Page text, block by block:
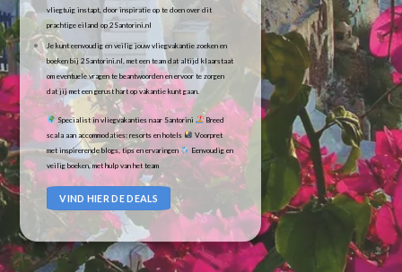
vliegtuig instapt, door inspiratie op te doen over dit
prachtige eiland op 2Santorini.nl
Je kunt eenvoudig en veilig jouw vliegvakantie zoeken en
boeken bij 2Santorini.nl, met een team dat altijd klaarstaat
om eventuele vragen te beantwoorden en ervoor te zorgen
dat jij met een gerust hart op vakantie kunt gaan.
Specialist in vliegvakanties naar Santorini
Breed
scala aan accommodaties: resorts en hotels
Voorpret
met inspirerende blogs, tips en ervaringen
Eenvoudig en
veilig boeken, met hulp van het team
VIND HIER DE DEALS